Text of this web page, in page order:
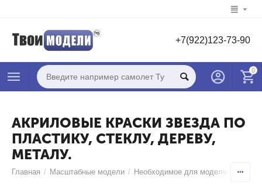
+7(922)123-73-90
0
АКРИЛОВЫЕ КРАСКИ ЗВЕЗДА ПО
ПЛАСТИКУ, СТЕКЛУ, ДЕРЕВУ,
МЕТАЛУ.
Главная / Масштабные модели / Необходимое для моделей